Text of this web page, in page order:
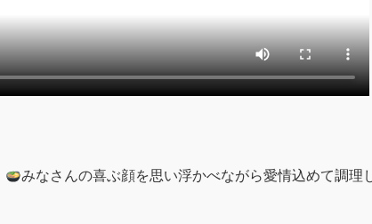
みなさんの喜ぶ顔を思い浮かべながら愛情込めて調理